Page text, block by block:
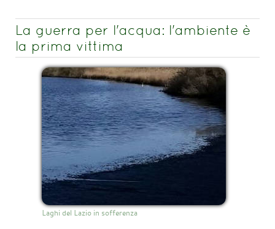
La guerra per l'acqua: l'ambiente è
la prima vittima
Laghi del Lazio in sofferenza